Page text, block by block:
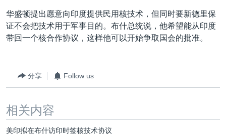
索
美洲
全球议题
劳工
环境
美中关系
美国建国250周年
美国之音专访
重要讲话与声明
台海两岸关系
南中国海争端
中文广播
其他语言网站
华盛顿提出愿意向印度提供民用核技术，但同时要新德里保
证不会把技术用于军事目的。布什总统说，他希望能从印度
带回一个核合作协议，这样他可以开始争取国会的批准。
分享 Follow us
相关内容
美印拟在布什访印时签核技术协议